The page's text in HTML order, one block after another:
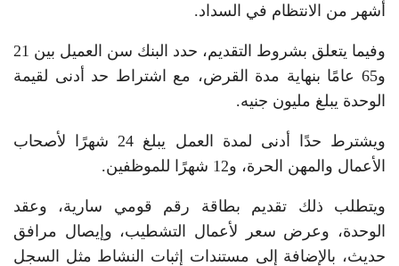
أشهر من الانتظام في السداد.
وفيما يتعلق بشروط التقديم، حدد البنك سن العميل بين 21
و65 عامًا بنهاية مدة القرض، مع اشتراط حد أدنى لقيمة
الوحدة يبلغ مليون جنيه.
ويشترط حدًا أدنى لمدة العمل يبلغ 24 شهرًا لأصحاب
الأعمال والمهن الحرة، و12 شهرًا للموظفين.
ويتطلب ذلك تقديم بطاقة رقم قومي سارية، وعقد
الوحدة، وعرض سعر لأعمال التشطيب، وإيصال مرافق
حديث، بالإضافة إلى مستندات إثبات النشاط مثل السجل